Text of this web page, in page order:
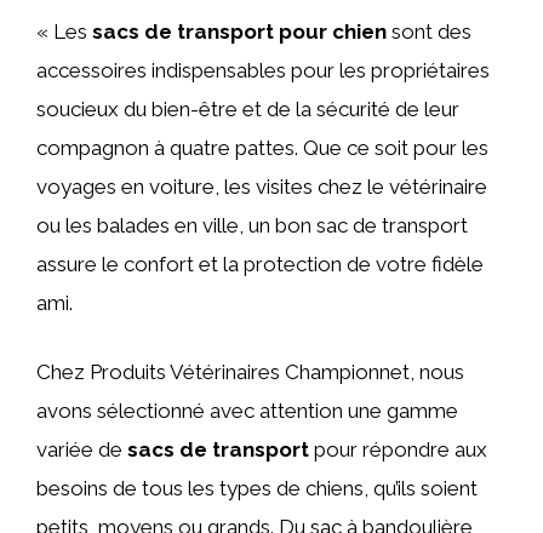
« Les sacs de transport pour chien sont des
accessoires indispensables pour les propriétaires
soucieux du bien-être et de la sécurité de leur
compagnon à quatre pattes. Que ce soit pour les
voyages en voiture, les visites chez le vétérinaire
ou les balades en ville, un bon sac de transport
assure le confort et la protection de votre fidèle
ami.
Chez Produits Vétérinaires Championnet, nous
avons sélectionné avec attention une gamme
variée de sacs de transport pour répondre aux
besoins de tous les types de chiens, qu’ils soient
petits, moyens ou grands. Du sac à bandoulière